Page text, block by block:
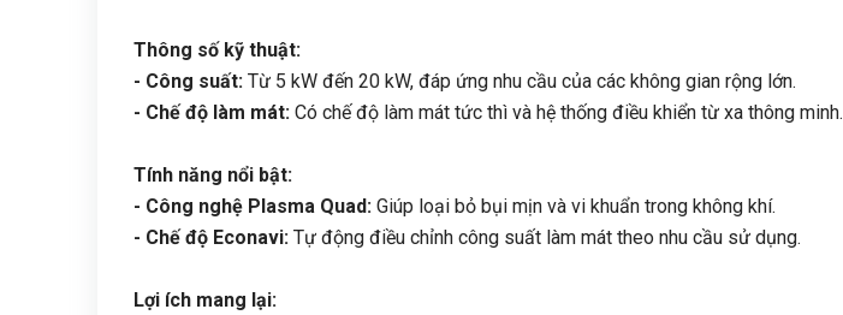
Thông số kỹ thuật:
- Công suất:Từ 5 kW đến 20 kW, đáp ứng nhu cầu của các không gian rộng lớn.
- Chế độ làm mát:Có chế độ làm mát tức thì và hệ thống điều khiển từ xa thông minh.
Tính năng nổi bật:
- Công nghệ Plasma Quad:Giúp loại bỏ bụi mịn và vi khuẩn trong không khí.
- Chế độ Econavi:Tự động điều chỉnh công suất làm mát theo nhu cầu sử dụng.
Lợi ích mang lại: